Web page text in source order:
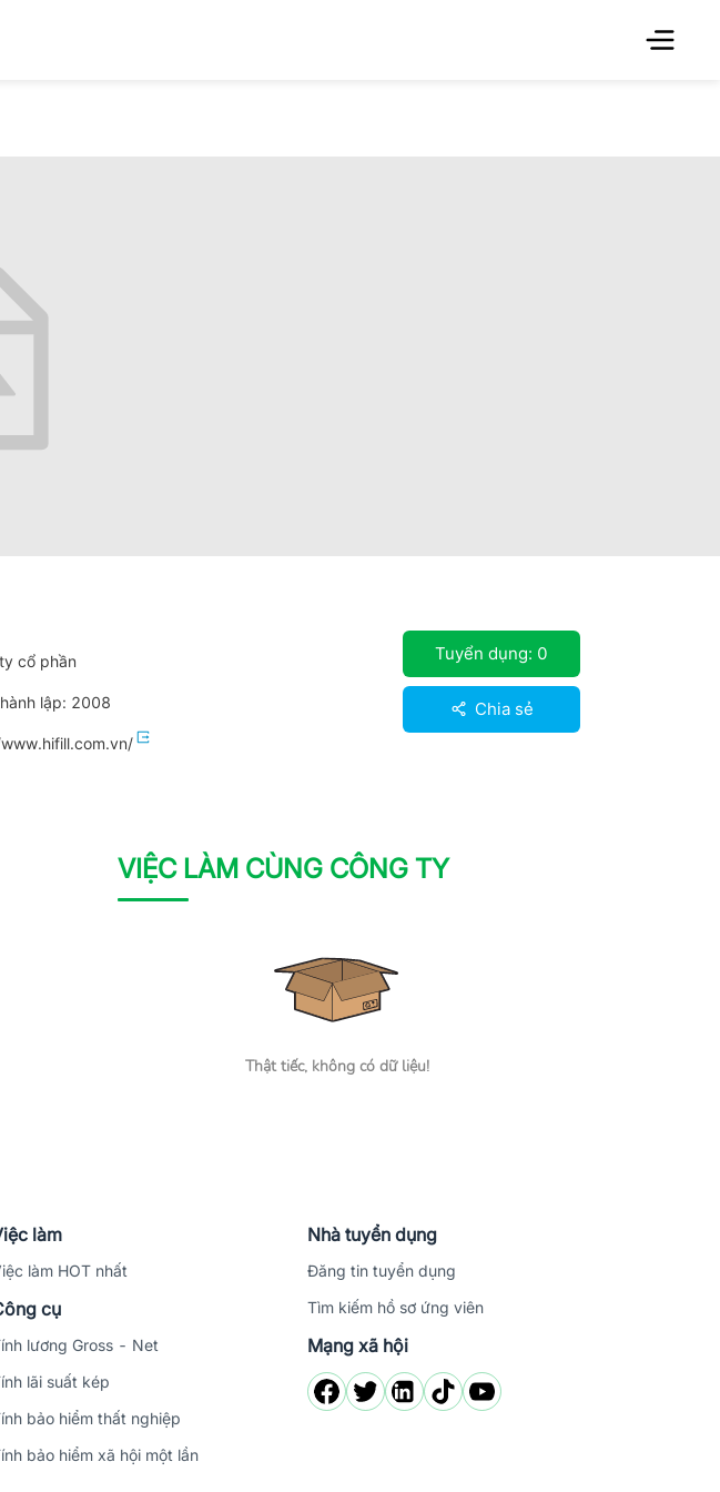
cổ phần
lập: 2008
Tuyển dụng: 0
Chia sẻ
VIỆC LÀM CÙNG CÔNG TY
Thật tiếc, không có dữ liệu!
làm
làm HOT nhất
cụ
lương Gross - Net
lãi suất kép
bảo hiểm thất nghiệp
bảo hiểm xã hội một lần
Nhà tuyển dụng
Đăng tin tuyển dụng
Tìm kiếm hồ sơ ứng viên
Mạng xã hội